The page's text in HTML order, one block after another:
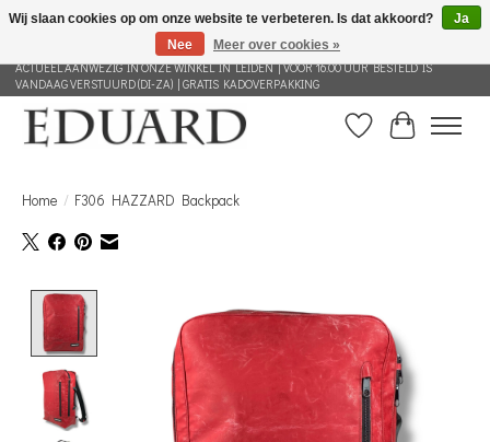
GRATIS VERZENDING NEDERLAND VANAF 100 EURO | ALLES IN DEZE WEBSHOP IS
ACTUEEL AANWEZIG IN ONZE WINKEL IN LEIDEN | VOOR 16.00 UUR BESTELD IS
VANDAAG VERSTUURD (DI-ZA) | GRATIS KADOVERPAKKING
Verlanglijst
Home / F306 HAZZARD Backpack
Wij slaan cookies op om onze website te verbeteren. Is dat akkoord?
Ja
Nee
Meer over cookies »